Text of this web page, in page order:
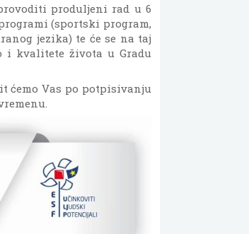
produljeni rad u 6
(sportski program,
jezika) te će se na taj
i kvalitete života u Gradu
ćemo Vas po potpisivanju